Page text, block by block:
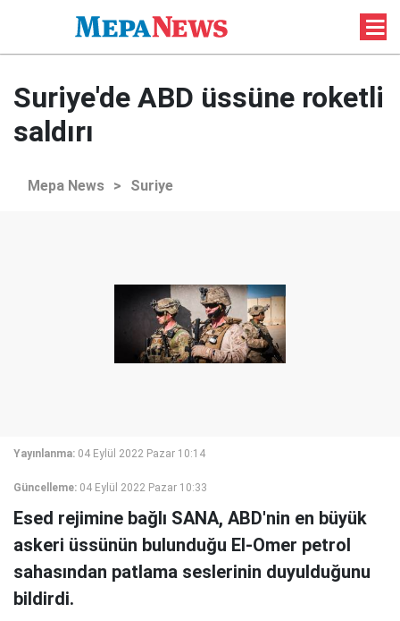
Suriye'de ABD üssüne roketli
saldırı
Mepa News > Suriye
Yayınlanma: 04 Eylül 2022 Pazar 10:14
Güncelleme: 04 Eylül 2022 Pazar 10:33
Esed rejimine bağlı SANA, ABD'nin en büyük
askeri üssünün bulunduğu El-Omer petrol
sahasından patlama seslerinin duyulduğunu
bildirdi.